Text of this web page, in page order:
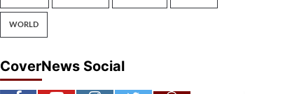
WORLD
CoverNews Social